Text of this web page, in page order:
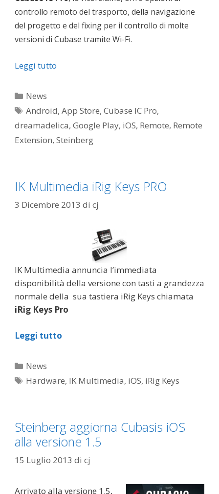
controllo remoto del trasporto, della navigazione
del progetto e del fixing per il controllo di molte
versioni di Cubase tramite Wi-Fi.
Leggi tutto
Categorie
News
Tag
Android,App Store,Cubase IC Pro,
dreamadelica, Google Play, iOS, Remote, Remote
Extension, Steinberg
IK Multimedia iRig Keys PRO
3 Dicembre 2013 di cj
IK Multimedia annuncia l’immediata
disponibilità della versione con tasti a grandezza
normale della sua tastiera iRig Keys chiamata
iRig Keys Pro
Leggi tutto
Categorie
News
Tag
Hardware, IK Multimedia, iOS, iRig Keys
Steinberg aggiorna Cubasis iOS
alla versione 1.5
15 Luglio 2013 di cj
Arrivato alla versione 1.5,